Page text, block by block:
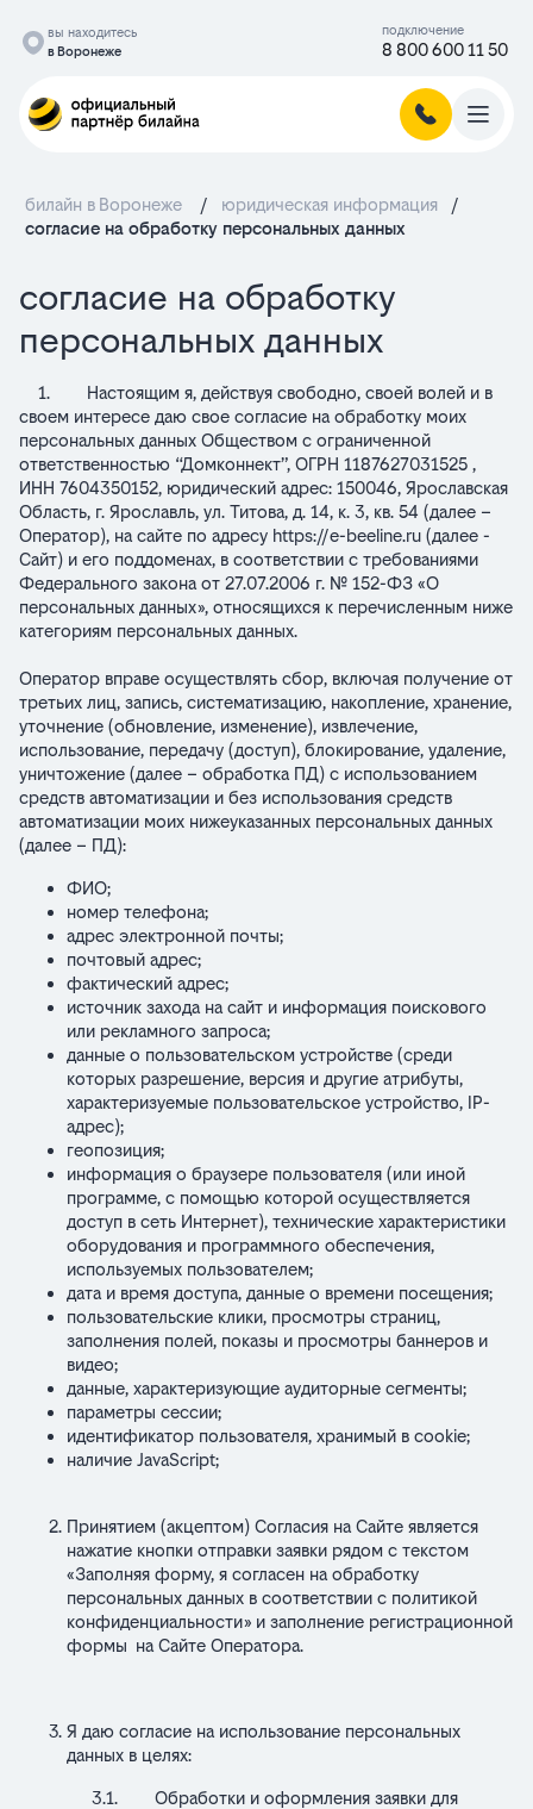
вы находитесь
в Воронеже
подключение
8 800 600 11 50
билайн в Воронеже / юридическая информация
/
согласие на обработку персональных данных
согласие на обработку
персональных данных
текст
согласия
1. Настоящим я, действуя свободно, своей волей и в
своем интересе даю свое согласие на обработку моих
персональных данных Обществом с ограниченной
ответственностью “Домконнект”, ОГРН 1187627031525 ,
ИНН 7604350152, юридический адрес: 150046, Ярославская
Область, г. Ярославль, ул. Титова, д. 14, к. 3, кв. 54 (далее –
Оператор), на сайте по адресу https://e-beeline.ru (далее -
Сайт) и его поддоменах, в соответствии с требованиями
Федерального закона от 27.07.2006 г. № 152-ФЗ «О
персональных данных», относящихся к перечисленным ниже
категориям персональных данных.
Оператор вправе осуществлять сбор, включая получение от
третьих лиц, запись, систематизацию, накопление, хранение,
уточнение (обновление, изменение), извлечение,
использование, передачу (доступ), блокирование, удаление,
уничтожение (далее – обработка ПД) с использованием
средств автоматизации и без использования средств
автоматизации моих нижеуказанных персональных данных
(далее – ПД):
ФИО;
номер телефона;
адрес электронной почты;
почтовый адрес;
фактический адрес;
источник захода на сайт и информация поискового
или рекламного запроса;
данные о пользовательском устройстве (среди
которых разрешение, версия и другие атрибуты,
характеризуемые пользовательское устройство, IP-
адрес);
геопозиция;
информация о браузере пользователя (или иной
программе, с помощью которой осуществляется
доступ в сеть Интернет), технические характеристики
оборудования и программного обеспечения,
используемых пользователем;
дата и время доступа, данные о времени посещения;
пользовательские клики, просмотры страниц,
заполнения полей, показы и просмотры баннеров и
видео;
данные, характеризующие аудиторные сегменты;
параметры сессии;
идентификатор пользователя, хранимый в cookie;
наличие JavaScript;
Принятием (акцептом) Согласия на Сайте является
нажатие кнопки отправки заявки рядом с текстом
«Заполняя форму, я согласен на обработку
персональных данных в соответствии с политикой
конфиденциальности» и заполнение регистрационной
формы на Сайте Оператора.
Я даю согласие на использование персональных
данных в целях:
3.1. Обработки и оформления заявки для